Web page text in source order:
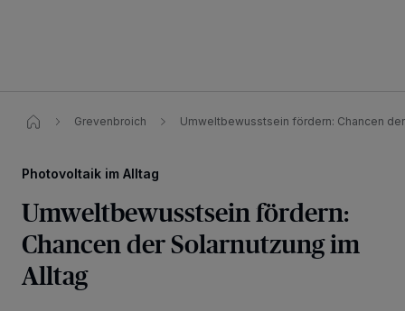
Grevenbroich Umweltbewusstsein fördern: Chancen
Photovoltaik im Alltag
Umweltbewusstsein fördern:
Chancen der Solarnutzung im
Alltag